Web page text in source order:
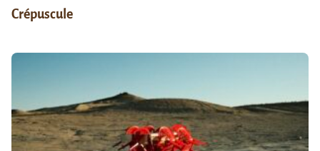
Crépuscule